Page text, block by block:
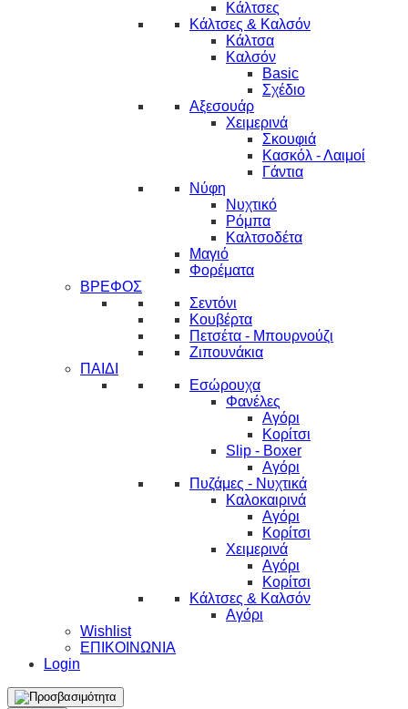
Κάλτσες
Κάλτσες & Καλσόν
Κάλτσα
Καλσόν
Basic
Σχέδιο
Αξεσουάρ
Χειμερινά
Σκουφιά
Κασκόλ - Λαιμοί
Γάντια
Νύφη
Νυχτικό
Ρόμπα
Καλτσοδέτα
Μαγιό
Φορέματα
ΒΡΕΦΟΣ
Σεντόνι
Κουβέρτα
Πετσέτα - Μπουρνούζι
Ζιπουνάκια
ΠΑΙΔΙ
Εσώρουχα
Φανέλες
Αγόρι
Κορίτσι
Slip - Boxer
Αγόρι
Πυζάμες - Νυχτικά
Καλοκαιρινά
Αγόρι
Κορίτσι
Χειμερινά
Αγόρι
Κορίτσι
Κάλτσες & Καλσόν
Αγόρι
Wishlist
ΕΠΙΚΟΙΝΩΝΙΑ
Login